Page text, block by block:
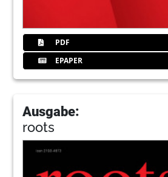
PDF
EPAPER
Ausgabe:
roots